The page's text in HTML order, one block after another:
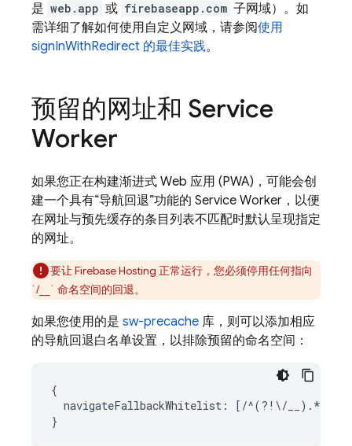
是 web.app 或 firebaseapp.com 子网域）。如
需详细了解如何使用自定义网域，请参阅使用
signInWithRedirect 的最佳实践。
预留的网址和 Service
Worker
如果您正在构建渐进式 Web 应用 (PWA)，可能会创
建一个具有“导航回退”功能的 Service Worker，以便
在网址与预先缓存的条目列表不匹配时默认呈现指定
的网址。
要让 Firebase Hosting 正常运行，您必须停用任何指向
`/__` 命名空间的回退。
如果您使用的是 sw-precache 库，则可以添加相应
的导航回退白名单设置，以排除预留的命名空间：
{
  navigateFallbackWhitelist: [/^(?!\/__).*/]